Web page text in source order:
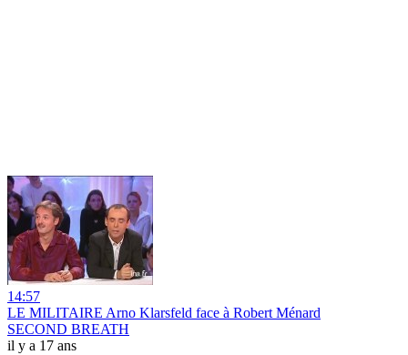
14:57
LE MILITAIRE Arno Klarsfeld face à Robert Ménard
SECOND BREATH
il y a 17 ans